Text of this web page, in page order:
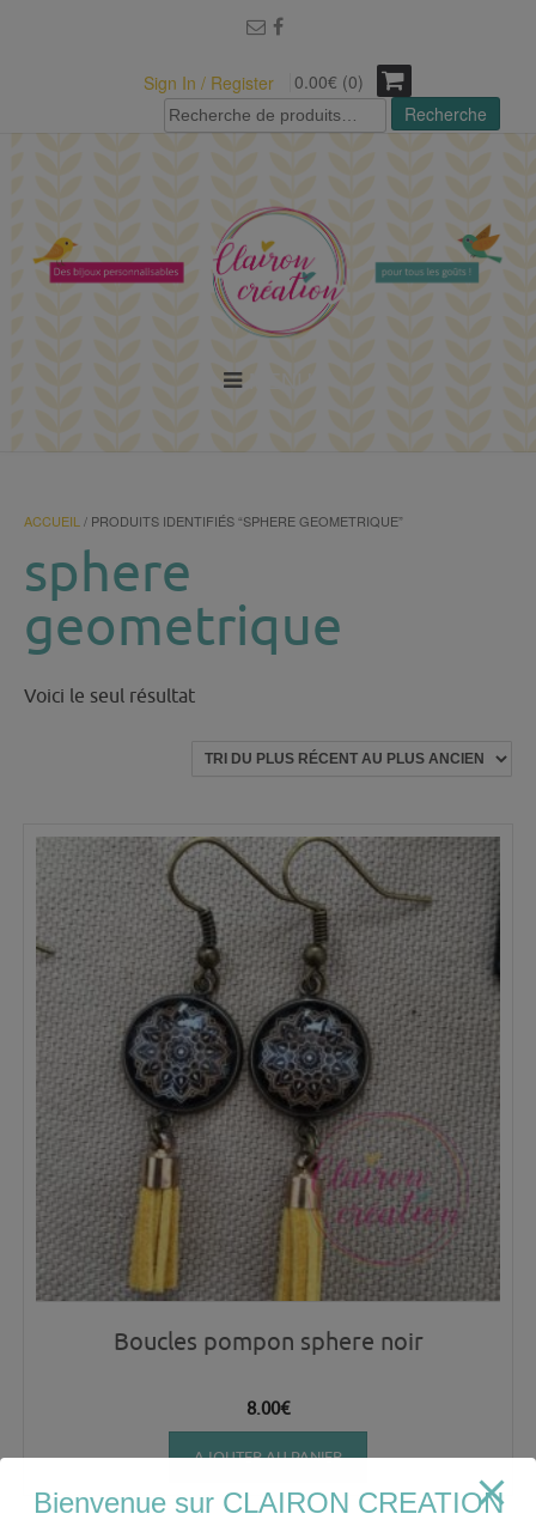
Sign In / Register
0.00€ (0)
Recherche
pour :
Recherche
ACCUEIL / PRODUITS IDENTIFIÉS “SPHERE GEOMETRIQUE”
sphere
geometrique
Voici le seul résultat
Boucles pompon sphere noir
8.00€
AJOUTER AU PANIER
Bienvenue sur CLAIRON CREATION